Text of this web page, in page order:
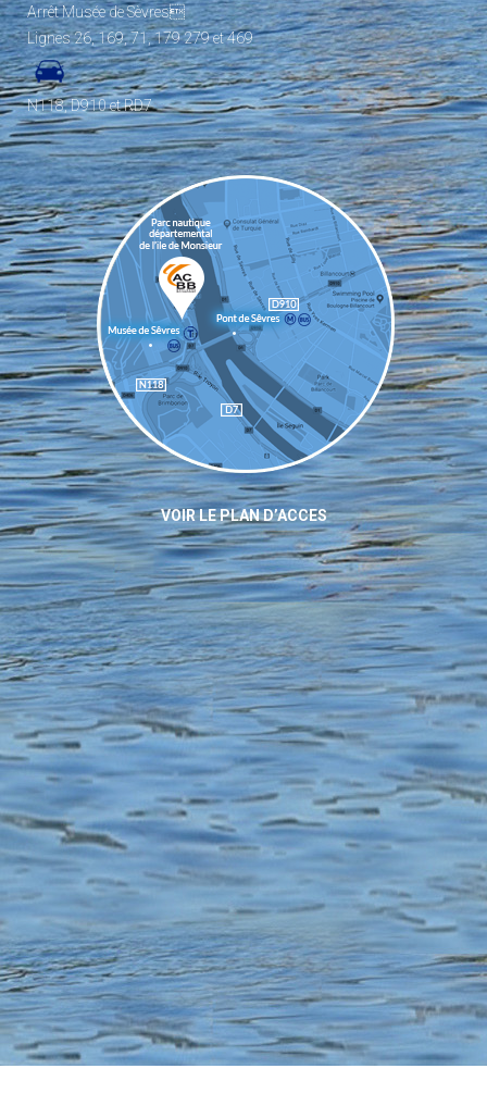
Arrêt Musée de Sèvres
Lignes 26, 169, 71, 179 279 et 469
N118, D910 et RD7
VOIR LE PLAN D’ACCES